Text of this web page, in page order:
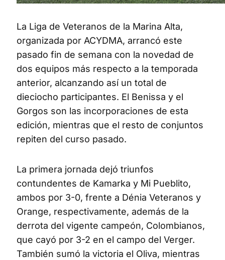
La Liga de Veteranos de la Marina Alta,
organizada por ACYDMA, arrancó este
pasado fin de semana con la novedad de
dos equipos más respecto a la temporada
anterior, alcanzando así un total de
dieciocho participantes. El Benissa y el
Gorgos son las incorporaciones de esta
edición, mientras que el resto de conjuntos
repiten del curso pasado.
La primera jornada dejó triunfos
contundentes de Kamarka y Mi Pueblito,
ambos por 3-0, frente a Dénia Veteranos y
Orange, respectivamente, además de la
derrota del vigente campeón, Colombianos,
que cayó por 3-2 en el campo del Verger.
También sumó la victoria el Oliva, mientras